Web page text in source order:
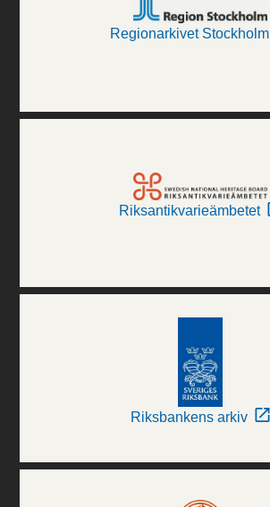
Regionarkivet Stockholm
Riksantikvarieämbetet
Riksbankens arkiv